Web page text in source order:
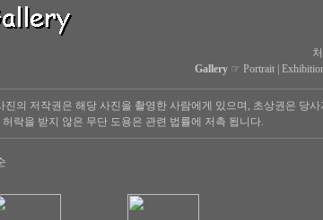
Gallery☞ Portrait|
진의 저작권은 해당 사진을 촬영한 사람에게 있으며, 초상권은 당
락을 받지 않은 무단 도용은 관련 법률에 저촉 됩니다.